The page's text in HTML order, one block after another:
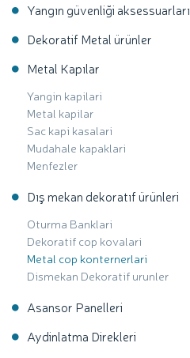
Yangın güvenliği aksessuarları
Dekoratif Metal ürünler
Metal Kapılar
Yangin kapilari
Metal kapilar
Sac kapi kasalari
Mudahale kapaklari
Menfezler
Dış mekan dekoratıf ürünleri
Oturma Banklari
Dekoratif cop kovalari
Metal cop konternerlari
Dismekan Dekoratif urunler
Asansor Panelleri
Aydinlatma Direkleri